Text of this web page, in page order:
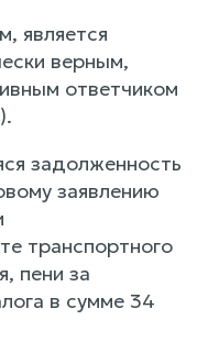
является
верным,
ответчиком
задолженность
заявлению
транспортного
пени за
в сумме 34